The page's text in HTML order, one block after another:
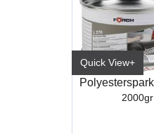
Quick View+
2000gr